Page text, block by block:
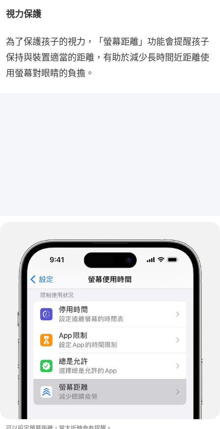
視力保護
為了保護孩子的視力，「螢幕距離」功能會提醒孩子
保持與裝置適當的距離，有助於減少長時間近距離使
用螢幕對眼睛的負擔。